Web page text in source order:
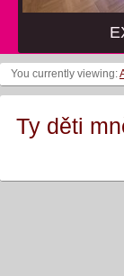
You currently viewing:
Ty děti